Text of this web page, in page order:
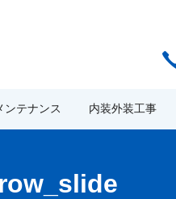
ンテナンス 内装外装工事